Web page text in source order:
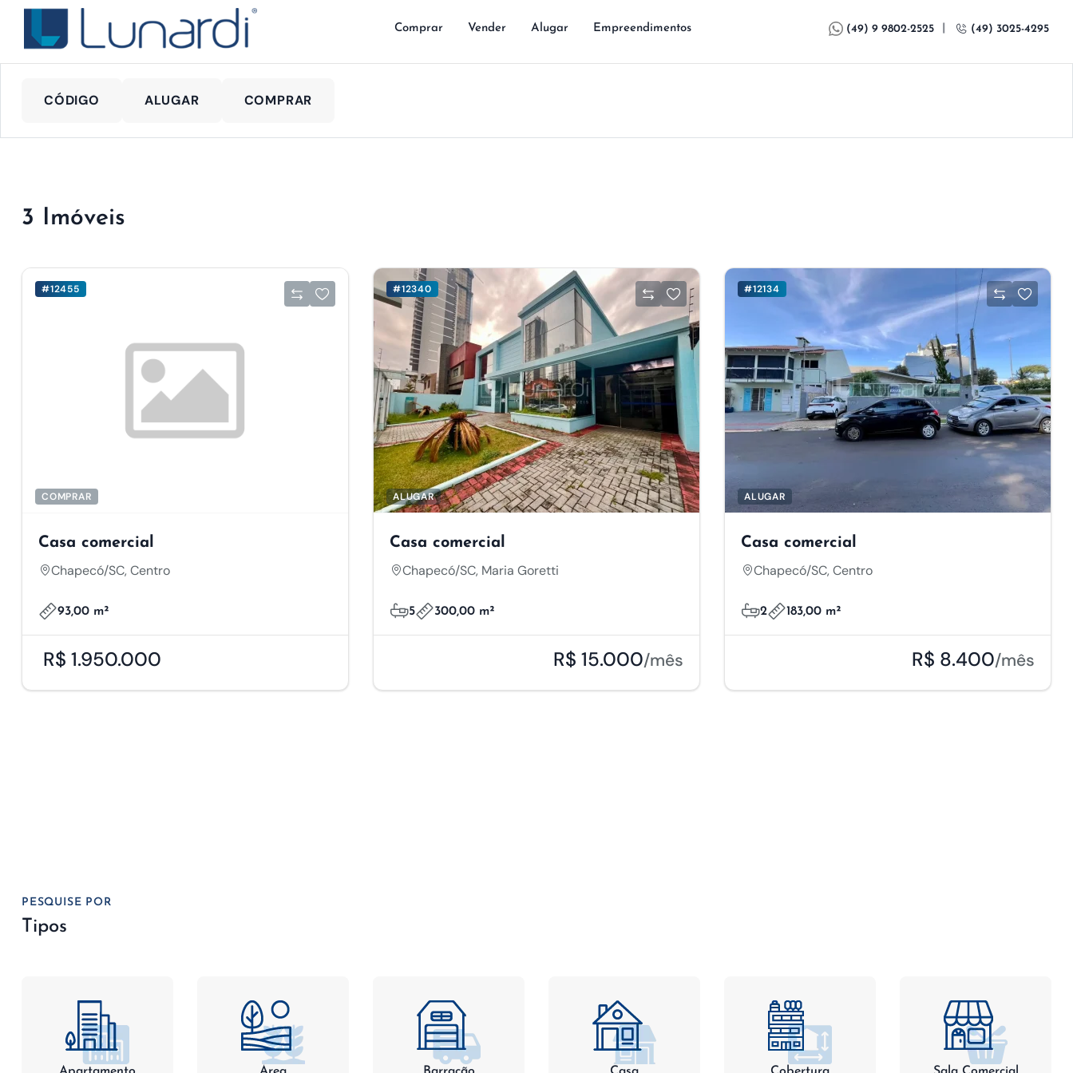
Comprar Vender Alugar Empreendimentos (49) 9 9802-2525 | (49) 3025-4295
CÓDIGO ALUGAR COMPRAR
3 Imóveis
#12455
COMPRAR
Casa comercial
Chapecó/SC, Centro
93,00 m²
R$ 1.950.000
#12340
ALUGAR
Casa comercial
Chapecó/SC, Maria Goretti
5 300,00 m²
R$ 15.000/mês
#12134
ALUGAR
Casa comercial
Chapecó/SC, Centro
2 183,00 m²
R$ 8.400/mês
PESQUISE POR
Tipos